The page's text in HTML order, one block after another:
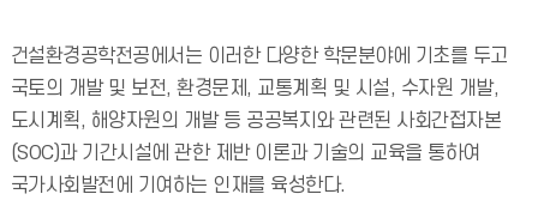
건설환경공학전공에서는 이러한 다양한 학문분야에 기초를 두고
국토의 개발 및 보전, 환경문제, 교통계획 및 시설, 수자원 개발,
도시계획, 해양자원의 개발 등 공공복지와 관련된 사회간접자본
(SOC)과 기간시설에 관한 제반 이론과 기술의 교육을 통하여
국가사회발전에 기여하는 인재를 육성한다.